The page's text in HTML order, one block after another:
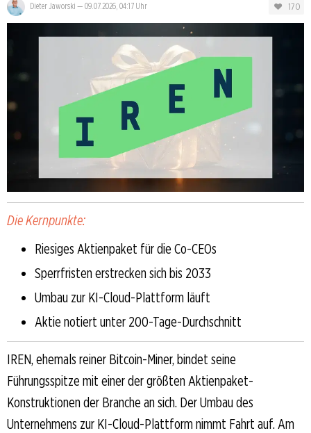
Dieter Jaworski — 09.07.2026, 04:17 Uhr 170
Die Kernpunkte:
Riesiges Aktienpaket für die Co-CEOs
Sperrfristen erstrecken sich bis 2033
Umbau zur KI-Cloud-Plattform läuft
Aktie notiert unter 200-Tage-Durchschnitt
IREN, ehemals reiner Bitcoin-Miner, bindet seine
Führungsspitze mit einer der größten Aktienpaket-
Konstruktionen der Branche an sich. Der Umbau des
Unternehmens zur KI-Cloud-Plattform nimmt Fahrt auf. Am